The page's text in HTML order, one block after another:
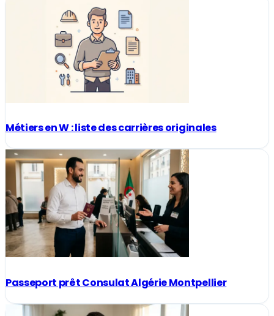
Métiers en W : liste des carrières originales
Passeport prêt Consulat Algérie Montpellier